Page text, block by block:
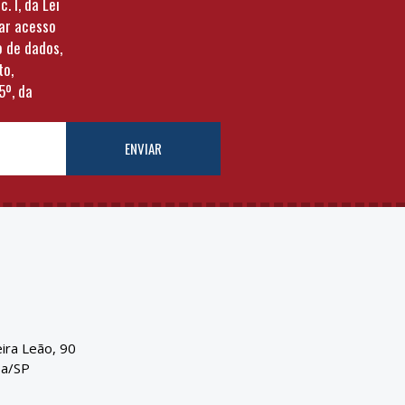
I, da Lei
acesso
dados,
da
ENVIAR
Leão, 90
SP